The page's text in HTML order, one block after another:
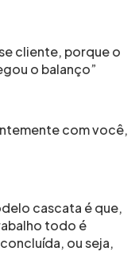
cliente, porque o
o balanço”
com você,
cascata é que,
todo é
ou seja,